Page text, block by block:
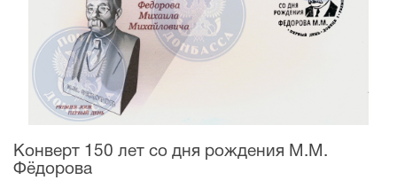
Конверт 150 лет со дня рождения М.М.
Фёдорова